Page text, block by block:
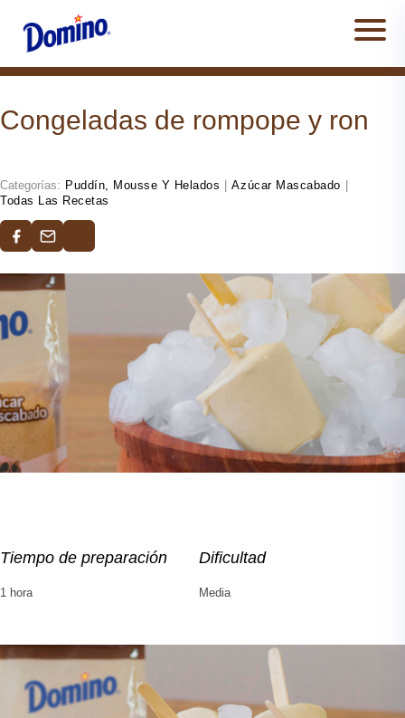
Congeladas de rompope y ron
Categorías: Puddín, Mousse Y Helados Azúcar Mascabado
Todas Las Recetas
Tiempo de preparación
1 hora
Dificultad
Media